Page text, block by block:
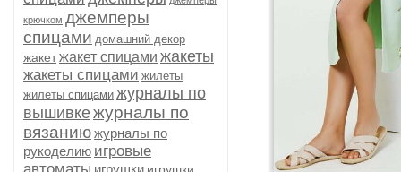
крючком джемперы
спицами домашний декор
жакетжакет спицами жакеты
жакеты спицами жилеты
жилеты спицами журналы по
вышивкежурналы по
вязаниюжурналы по
рукоделию игровые
игрушки